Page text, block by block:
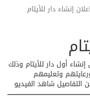
اعلان إنشاء دار للأيتام
أول دار للأيتام وذلك
وتعليمهم
التفاصيل شاهد الفيديو